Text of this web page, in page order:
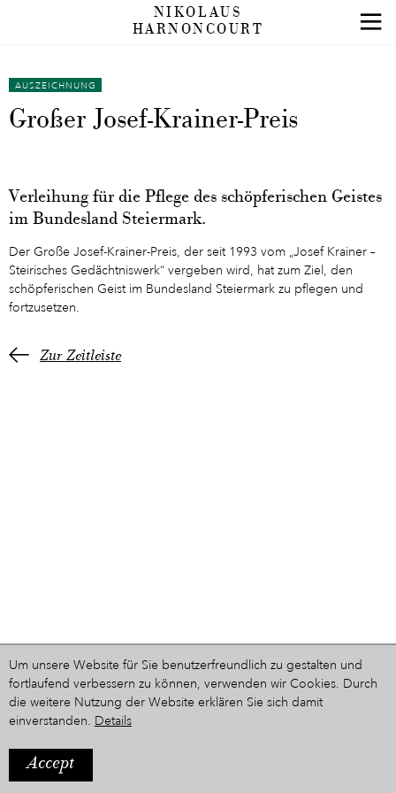
NIKOLAUS
HARNONCOURT
AUSZEICHNUNG
Großer Josef-Krainer-Preis
Verleihung für die Pflege des schöpferischen Geistes
im Bundesland Steiermark.
Der Große Josef-Krainer-Preis, der seit 1993 vom „Josef Krainer –
Steirisches Gedächtniswerk“ vergeben wird, hat zum Ziel, den
schöpferischen Geist im Bundesland Steiermark zu pflegen und
fortzusetzen.
Zur Zeitleiste
Ein Projekt aus dem Hause
Um unsere Website für Sie benutzerfreundlich zu gestalten und
fortlaufend verbessern zu können, verwenden wir Cookies. Durch
die weitere Nutzung der Website erklären Sie sich damit
einverstanden. Details
Accept